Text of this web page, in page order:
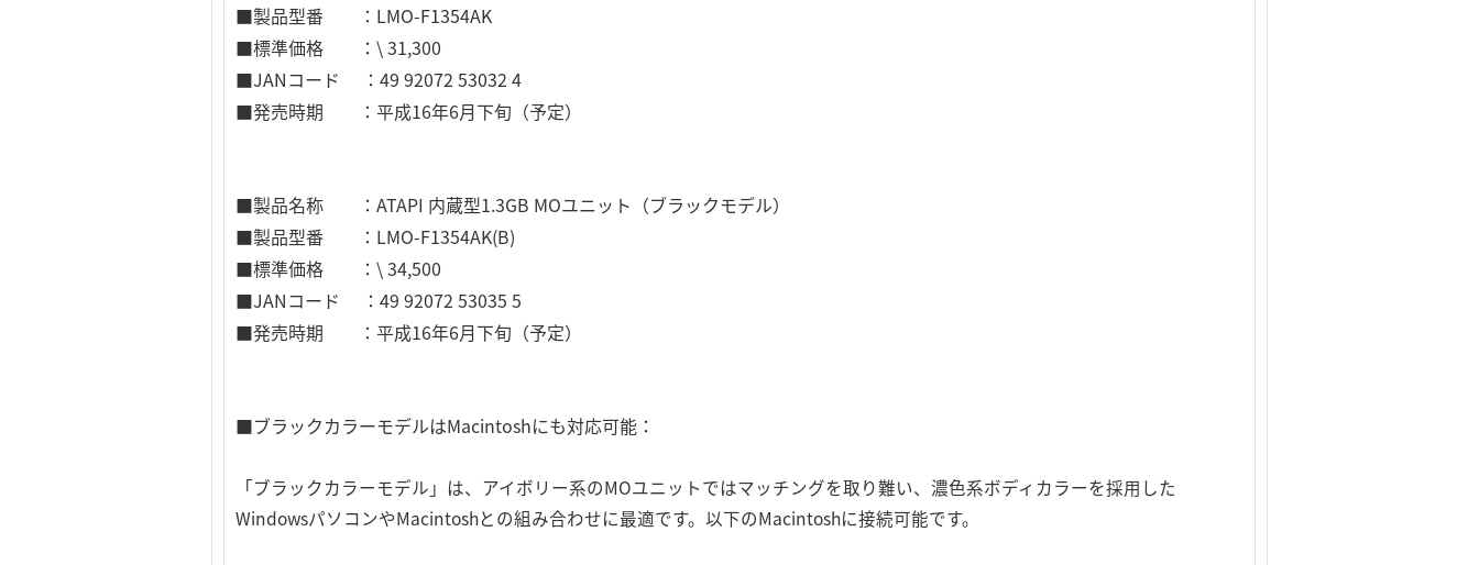
■製品型番 ：LMO-F1354AK
■標準価格 ：\ 31,300
■JANコード ：49 92072 53032 4
■発売時期 ：平成16年6月下旬（予定）
■製品名称 ：ATAPI 内蔵型1.3GB MOユニット（ブラックモデル）
■製品型番 ：LMO-F1354AK(B)
■標準価格 ：\ 34,500
■JANコード ：49 92072 53035 5
■発売時期 ：平成16年6月下旬（予定）
■ブラックカラーモデルはMacintoshにも対応可能：
「ブラックカラーモデル」は、アイボリー系のMOユニットではマッチングを取り難い、濃色系ボディカラーを採用した
WindowsパソコンやMacintoshとの組み合わせに最適です。以下のMacintoshに接続可能です。